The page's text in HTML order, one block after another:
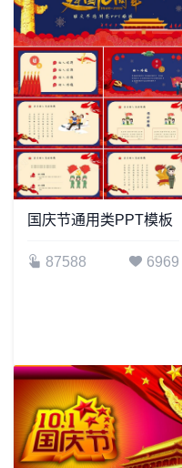
国庆节通用类PPT模板
87588 6969